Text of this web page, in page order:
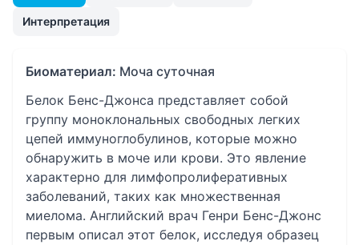
Интерпретация
Биоматериал: Моча суточная
Белок Бенс-Джонса представляет собой
группу моноклональных свободных легких
цепей иммуноглобулинов, которые можно
обнаружить в моче или крови. Это явление
характерно для лимфопролиферативных
заболеваний, таких как множественная
миелома. Английский врач Генри Бенс-Джонс
первым описал этот белок, исследуя образец